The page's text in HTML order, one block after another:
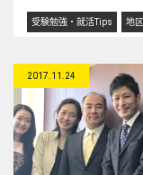
受験勉強・就活Tips 地
2017.11.24